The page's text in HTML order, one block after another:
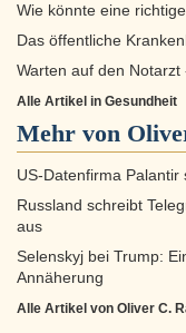
Wie könnte eine
Das öffentliche
Warten auf den
Alle Artikel in Gesundheit
Mehr von
US-Datenfirma
Russland schreibt
aus
Selenskyj bei Trump:
Annäherung
Alle Artikel von Oliver C.